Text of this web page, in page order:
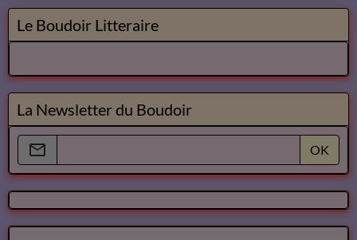
Le Boudoir Litteraire
La Newsletter du Boudoir
OK